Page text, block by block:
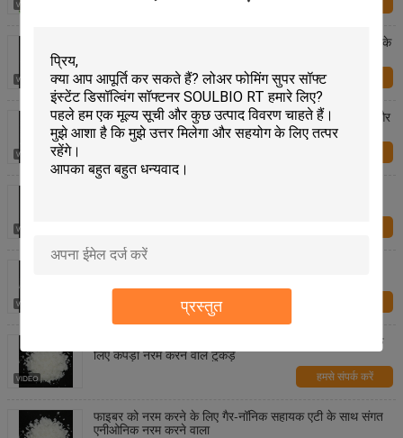
प्रस्तुत
दूधिया सफेद फाइबर/ कपड़ा नॉनोनिक सॉफनर फ्लेक्स डाईंग हाउस के
हमसे संपर्क करें
समतल करने वाला एजेंट नॉनोनिक नरम करने वाला फ्लेक्स, रंगाई और
नरम करने वाला
एनिओनिक सॉफ्टनर फ्लेक्स हाइड्रोफिलिक फिनिश के लिए कपड़ा
पीले पीले रंग के एनीओनिक नरम करने वाले टुकड़े, मिश्रित कपड़े के
लिए कपड़ा नरम करने वाले टुकड़े
हमसे संपर्क करें
फाइबर को नरम करने के लिए गैर-नॉनिक सहायक एटी के साथ संगत
एनीओनिक नरम करने वाला